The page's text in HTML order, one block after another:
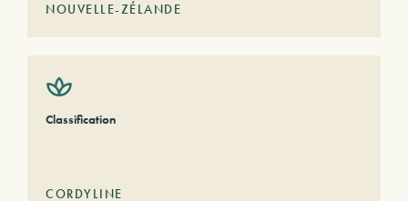
NOUVELLE-ZÉLANDE
Classification
CORDYLINE